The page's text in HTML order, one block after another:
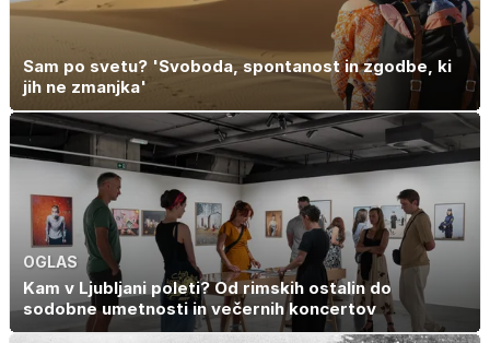
Sam po svetu? 'Svoboda, spontanost in zgodbe, ki
jih ne zmanjka'
OGLAS
Kam v Ljubljani poleti? Od rimskih ostalin do
sodobne umetnosti in večernih koncertov